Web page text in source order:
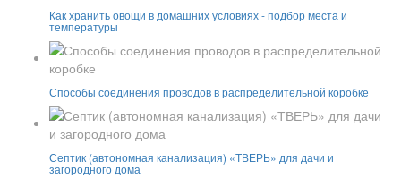
Как хранить овощи в домашних условиях - подбор места и
температуры
Способы соединения проводов в распределительной коробке
Септик (автономная канализация) «ТВЕРЬ» для дачи и
загородного дома